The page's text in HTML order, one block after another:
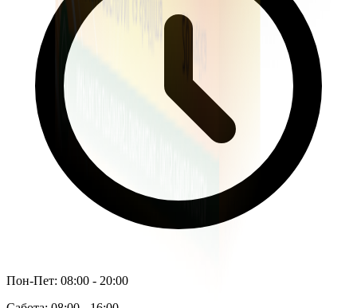
Пон-Пет: 08:00 - 20:00